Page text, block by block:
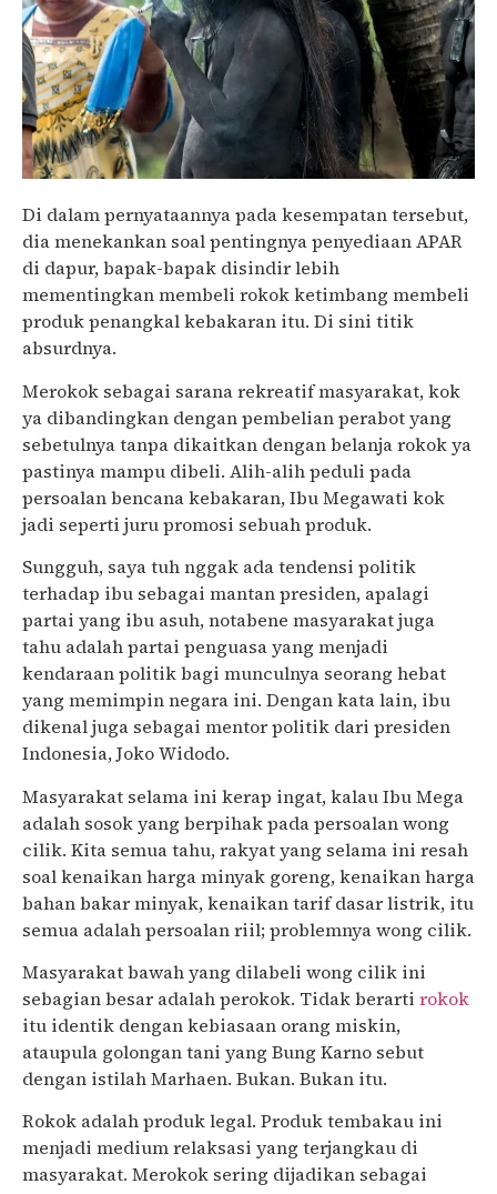
Di dalam pernyataannya pada kesempatan tersebut,
dia menekankan soal pentingnya penyediaan APAR
di dapur, bapak-bapak disindir lebih
mementingkan membeli rokok ketimbang membeli
produk penangkal kebakaran itu. Di sini titik
absurdnya.
Merokok sebagai sarana rekreatif masyarakat, kok
ya dibandingkan dengan pembelian perabot yang
sebetulnya tanpa dikaitkan dengan belanja rokok ya
pastinya mampu dibeli. Alih-alih peduli pada
persoalan bencana kebakaran, Ibu Megawati kok
jadi seperti juru promosi sebuah produk.
Sungguh, saya tuh nggak ada tendensi politik
terhadap ibu sebagai mantan presiden, apalagi
partai yang ibu asuh, notabene masyarakat juga
tahu adalah partai penguasa yang menjadi
kendaraan politik bagi munculnya seorang hebat
yang memimpin negara ini. Dengan kata lain, ibu
dikenal juga sebagai mentor politik dari presiden
Indonesia, Joko Widodo.
Masyarakat selama ini kerap ingat, kalau Ibu Mega
adalah sosok yang berpihak pada persoalan wong
cilik. Kita semua tahu, rakyat yang selama ini resah
soal kenaikan harga minyak goreng, kenaikan harga
bahan bakar minyak, kenaikan tarif dasar listrik, itu
semua adalah persoalan riil; problemnya wong cilik.
Masyarakat bawah yang dilabeli wong cilik ini
sebagian besar adalah perokok. Tidak berarti rokok
itu identik dengan kebiasaan orang miskin,
ataupula golongan tani yang Bung Karno sebut
dengan istilah Marhaen. Bukan. Bukan itu.
Rokok adalah produk legal. Produk tembakau ini
menjadi medium relaksasi yang terjangkau di
masyarakat. Merokok sering dijadikan sebagai